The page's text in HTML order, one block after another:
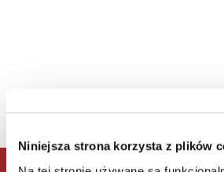
Niniejsza strona korzysta z plików